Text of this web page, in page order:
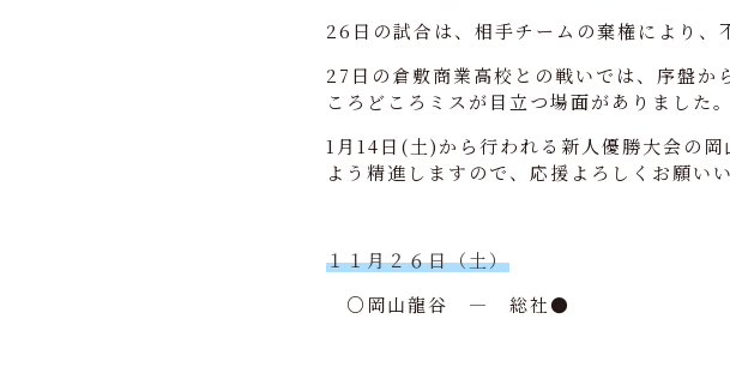
26日の試合は、相手チームの棄権により、
27日の倉敷商業高校との戦いでは、序盤か
ころどころミスが目立つ場面がありました。
1月14日(土)から行われる新人優勝大会の
よう精進しますので、応援よろしくお願いい
１１月２６日（土）
○岡山龍谷 ― 総社●